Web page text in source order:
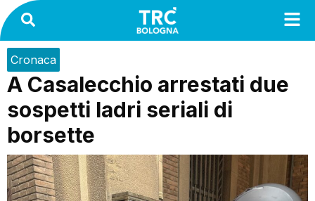
Cronaca
A Casalecchio arrestati due
sospetti ladri seriali di
borsette